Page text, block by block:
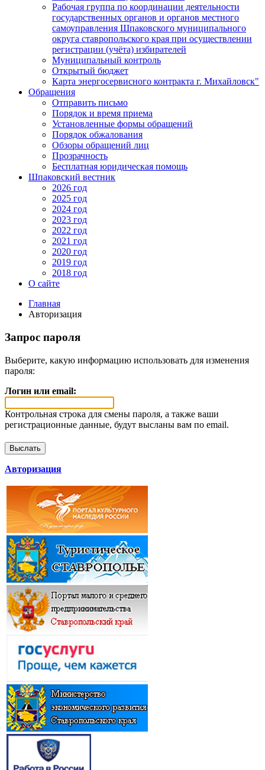
Рабочая группа по координации деятельности
государственных органов и органов местного
самоуправления Шпаковского муниципального
округа ставропольского края при осуществлении
регистрации (учёта) избирателей
Муниципальный контроль
Открытый бюджет
Карта энергосервисного контракта г. Михайловск"
Обращения
Отправить письмо
Порядок и время приема
Установленные формы обращений
Порядок обжалования
Обзоры обращений лиц
Прозрачность
Бесплатная юридическая помощь
Шпаковский вестник
2026 год
2025 год
2024 год
2023 год
2022 год
2021 год
2020 год
2019 год
2018 год
О сайте
Главная
Авторизация
Запрос пароля
Выберите, какую информацию использовать для изменения
пароля:
Логин или email:
Контрольная строка для смены пароля, а также ваши
регистрационные данные, будут высланы вам по email.
Авторизация